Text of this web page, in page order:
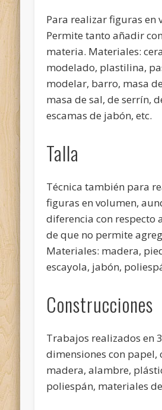
Para realizar figuras en
Permite tanto añadir
materia. Materiales:
modelado, plastilina,
modelar, barro, masa
masa de sal, de serrín,
escamas de jabón, etc.
Talla
Técnica también para
figuras en volumen,
diferencia con respecto
de que no permite
Materiales: madera,
escayola, jabón,
Construcciones
Trabajos realizados en 3
dimensiones con papel,
madera, alambre,
poliespán, materiales